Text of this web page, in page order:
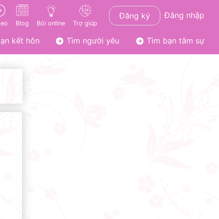
Blog Bói online Trợ giúp
Đăng ký Đăng nhập
kết hôn Tìm người yêu Tìm bạn tâm sự